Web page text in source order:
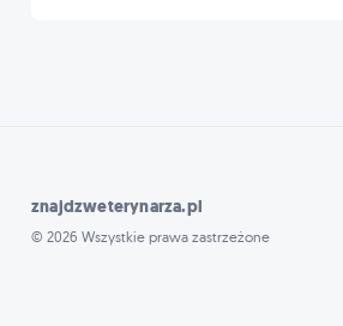
znajdzweterynarza.pl
© 2026 Wszystkie prawa zastrzeżone